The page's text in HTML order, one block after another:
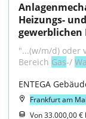
Heizungs-
gewerblichen
"...(w/m/d) oder
Bereich Gas-/
ENTEGA
Frankfurt am
Von 33.000,00 €